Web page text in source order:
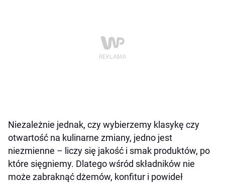
Niezależnie jednak, czy wybierzemy klasykę czy
otwartość na kulinarne zmiany, jedno jest
niezmienne – liczy się jakość i smak produktów, po
które sięgniemy. Dlatego wśród składników nie
może zabraknąć dżemów, konfitur i powideł